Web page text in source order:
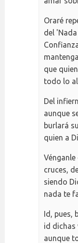
Oraré
del
que
todo lo
Del
aunque
burlará
quien a
Vénganle
cruces,
siendo
nada te
Id, pues,
id dichas
aunque